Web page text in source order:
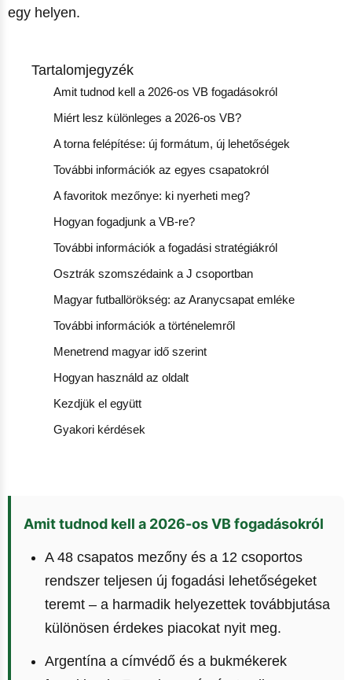
egy helyen.
Tartalomjegyzék
Amit tudnod kell a 2026-os VB fogadásokról
Miért lesz különleges a 2026-os VB?
A torna felépítése: új formátum, új lehetőségek
További információk az egyes csapatokról
A favoritok mezőnye: ki nyerheti meg?
Hogyan fogadjunk a VB-re?
További információk a fogadási stratégiákról
Osztrák szomszédaink a J csoportban
Magyar futballörökség: az Aranycsapat emléke
További információk a történelemről
Menetrend magyar idő szerint
Hogyan használd az oldalt
Kezdjük el együtt
Gyakori kérdések
Amit tudnod kell a 2026-os VB fogadásokról
A 48 csapatos mezőny és a 12 csoportos
rendszer teljesen új fogadási lehetőségeket
teremt – a harmadik helyezettek továbbjutása
különösen érdekes piacokat nyit meg.
Argentína a címvédő és a bukmékerek